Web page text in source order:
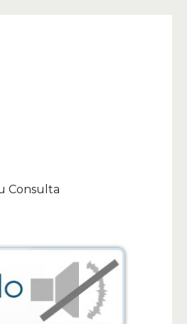
Consulta